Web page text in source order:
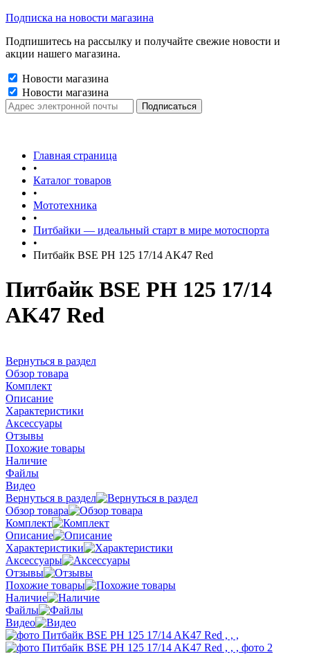
Подписка на новости магазина
Подпишитесь на рассылку и получайте свежие новости и
акции нашего магазина.
Новости магазина
Новости магазина
Главная страница
•
Каталог товаров
•
Мототехника
•
Питбайки — идеальный старт в мире мотоспорта
•
Питбайк BSE PH 125 17/14 AK47 Red
Питбайк BSE PH 125 17/14
AK47 Red
Вернуться в раздел
Обзор товара
Комплект
Описание
Характеристики
Аксессуары
Отзывы
Похожие товары
Наличие
Файлы
Видео
Вернуться в раздел
Обзор товара
Комплект
Описание
Характеристики
Аксессуары
Отзывы
Похожие товары
Наличие
Файлы
Видео